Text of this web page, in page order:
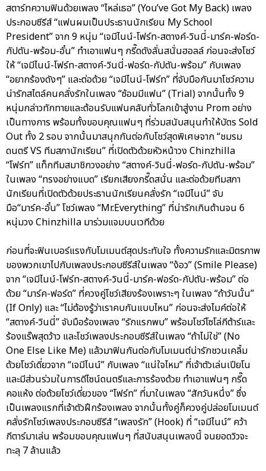
สตาร์ทความฟินด้วยเพลง “ไหล่เธอ” (You’ve Got My Back) เพลง
ประกอบซีรีส์ “แฟนผมเป็นประธานนักเรียน My School
President” จาก 9 หนุ่ม “เจมีไนน์-โฟร์ท-สตางค์-วินนี่-มาร์ค-ฟอร์ด-
กัปตัน-พร้อม-อั๋น” ทำเอาแฟนๆ กรี๊ดดังลั่นสนั่นฮอลล์ ก่อนจะส่งโชว์
ให้ “เจมีไนน์-โฟร์ท-สตางค์-วินนี่-ฟอร์ด-กัปตัน-พร้อม” กับเพลง
“อยากร้องดังๆ” และต่อด้วย “เจมีไนน์-โฟร์ท” ที่จับมือกันมาโชว์ความ
น่ารักสไตล์คนคลั่งรักในเพลง “ซ้อมมีแฟน” (Trial) จากนั้นทั้ง 9
หนุ่มกล่าวทักทายและต้อนรับแฟนคลับทั่วโลกเข้าสู่งาน Prom อย่าง
เป็นทางการ พร้อมทั้งขอบคุณแฟนๆ ที่ร่วมสนับสนุนทำให้บัตร Sold
Out ทั้ง 2 รอบ จากนั้นมาสนุกกันต่อกับโชว์สุดพิเศษจาก “ชมรม
ดนตรี VS ทีมสภานักเรียน” ที่เปิดตัวด้วยหัวหน้าวง Chinzhilla
“โฟร์ท” แท็กทีมสมาชิกวงอย่าง “สตางค์-วินนี่-ฟอร์ด-กัปตัน-พร้อม”
ในเพลง “ทรงอย่างแบด” เรียกเสียงกรี๊ดสนั่น และต่อด้วยทีมสภา
นักเรียนที่เปิดตัวด้วยประธานนักเรียนคลั่งรัก “เจมีไนน์” จับ
มือ“มาร์ค-อั๋น” โชว์เพลง “Mr.Everything” ที่น่ารักเกินต้านจน 6
หนุ่มวง Chinzhilla มาร่วมแจมบนเวทีด้วย
ก่อนที่จะฟินเบอร์แรงกับโมเมนต์สุดประทับใจ ทั้งความรักและมิตรภาพ
ของพวกเขาไปกับเพลงประกอบซีรีส์ในเพลง “ง้อว” (Smile Please)
จาก “เจมีไนน์-โฟร์ท-สตางค์-วินนี่-มาร์ค-ฟอร์ด-กัปตัน-พร้อม” ต่อ
ด้วย “มาร์ค-ฟอร์ด” ที่ควงคู่โชว์เสียงร้องเพราะๆ ในเพลง “ถ้าวันนั้น”
(If Only) และ “ไม่ต้องรู้ว่าเราคบกันแบบไหน” ก่อนจะส่งไมค์ต่อให้
“สตางค์-วินนี่” จับมือร้องเพลง “รักแรกพบ” พร้อมโชว์โซโล่กีต้าร์และ
ร้องแร๊พสุดว้าว และโชว์เพลงประกอบซีรีส์ในเพลง “ถ้าไม่ใช่” (No
One Else Like Me) แล้วมาฟินกันต่อกับโมเมนต์น่ารักชวนเคลิ้ม
ด้วยโชว์เดี่ยวจาก “เจมีไนน์” กับเพลง “แน่ใจไหม” ที่เจ้าตัวเล่นเปียโน
และมีส่วนร่วมในการดีไซน์ดนตรีและการร้องด้วย ทำเอาแฟนๆ กรี๊ด
คอแห้ง ต่อด้วยโชว์เดี่ยวของ “โฟร์ท” ที่มาในเพลง “สักวันหนึ่ง” ซึ่ง
เป็นเพลงแรกที่เจ้าตัวฝึกร้องเพลง จากนั้นทั้งคู่ก็ควงคู่ปล่อยโมเมนต์
คลั่งรักโชว์เพลงประกอบซีรีส์ “เพลงรัก” (Hook) ที่ “เจมีไนน์” คว้า
กีตาร์มาเล่น พร้อมขอบคุณแฟนๆ ที่สนับสนุนเพลงนี้ จนยอดวิวจะ
ทะลุ 7 ล้านแล้ว